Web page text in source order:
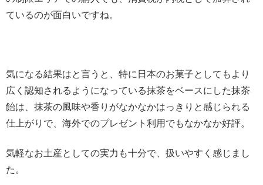
ているのが面白いですね。
気になる結果はと言うと、特に日本のお菓子としてもより
広く認知されるようになっている抹茶をベースにした抹茶
飴は、抹茶の風味や香りがなかなかはっきりと感じられる
仕上がりで、海外でのプレゼント利用でもなかなか好評。
気軽なお土産としての実力も十分で、扱いやすく感じまし
た。